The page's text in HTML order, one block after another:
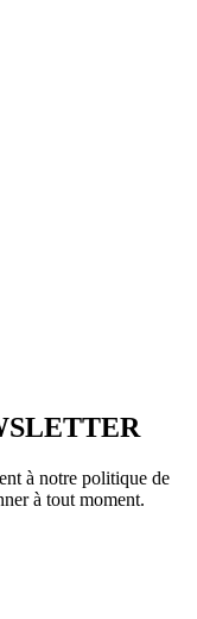
à notre politique de
à tout moment.